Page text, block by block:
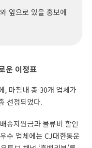
앞으로 있을 홍보에
운 이정표
, 마침내 총 30개 업체가
선정되었다.
송지원금과 물류비 할인
수 업체에는 CJ대한통운